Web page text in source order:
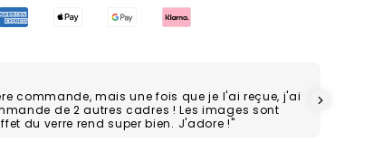
commande, mais une fois que je l'ai reçue, j'ai
de 2 autres cadres ! Les images sont
du verre rend super bien. J'adore !"